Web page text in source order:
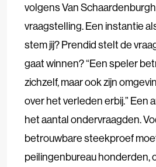
volgens Van
vraagstelling. Een instantie
stem jij? Prendid stelt de
gaat winnen? “Een speler
zichzelf, maar ook zijn
over het verleden erbij.” Een
het aantal ondervraagden.
betrouwbare steekproef
peilingenbureau honderden,